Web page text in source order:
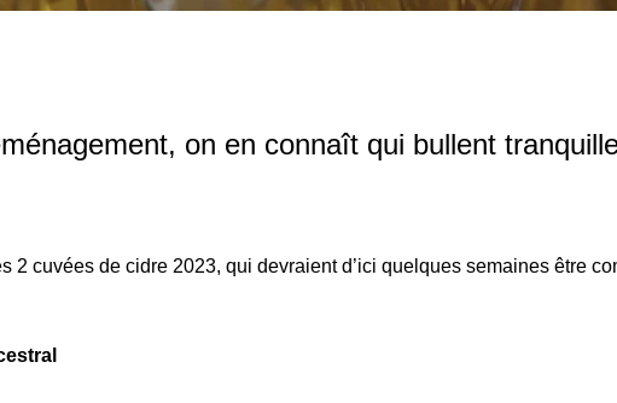
on en connaît qui bullent
2 cuvées de cidre 2023, qui devraient d’ici quelques semaines être